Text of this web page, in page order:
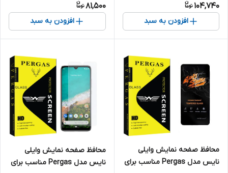
104,740
افزودن به سبد
سامسونگ Galaxy A35
81,500
افزودن به سبد
محافظ صفحه نمایش وایلی
نایس مدل Pergas مناسب برای
محافظ صفحه نمایش وایلی
نایس مدل Pergas مناسب برای